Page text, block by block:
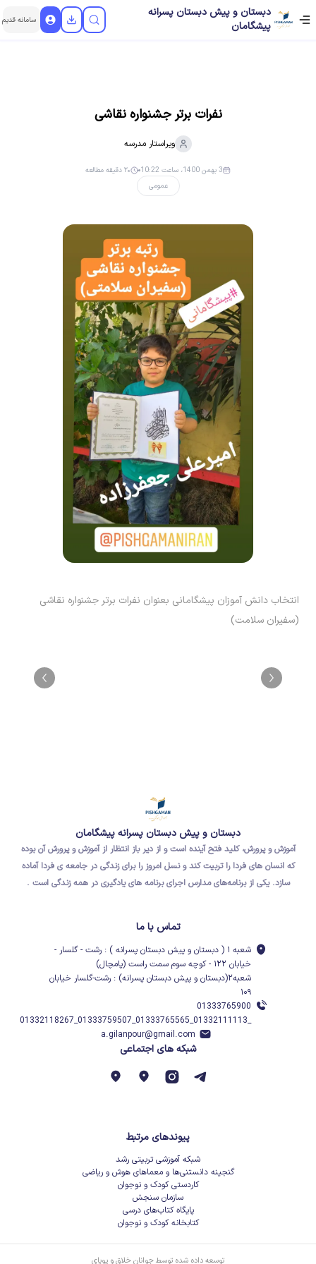
دبستان و پیش دبستان پسرانه
پیشگامان
سامانه قدیم
نفرات برتر جشنواره نقاشی
ویراستار مدرسه
عمومی
3 بهمن 1400، ساعت 10:22 ۲۰ دقیقه مطالعه
انتخاب دانش آموزان پیشگامانی بعنوان نفرات برتر جشنواره نقاشی
(سفیران سلامت)
دبستان و پیش دبستان پسرانه پیشگامان
آموزش و پرورش، کلید فتح آینده است و از دیر باز انتظار از آموزش و پرورش آن بوده
کهانسان های فردا را تربیت کند و نسل امروز را برایزندگی در جامعه ی فردا آماده
سازد. یکی از برنامه‌های مدارس اجرای برنامه های یادگیری در همه زندگی است .
تماس با ما
شعبه ۱ ( دبستان و پیش دبستان پسرانه ) : رشت - گلسار -
خیابان ۱۲۲ - کوچه سوم سمت راست (پامچال)
شعبه۲(دبستان و پیش دبستان پسرانه) : رشت-گلسار خیابان
۱۰۹
01333765900
_01332111113_01333765565_01333759507_01332118267
a.gilanpour@gmail.com
شبکه های اجتماعی
پیوندهای مرتبط
شبکه آموزشی تربیتی رشد
گنجینه دانستنی‌ها و معماهای هوش و ریاضی
کاردستی کودک و نوجوان
سازمان سنجش
پایگاه کتاب‌های درسی
کتابخانه کودک و نوجوان
توسعه داده شده توسط جوانان خلاق و پویای